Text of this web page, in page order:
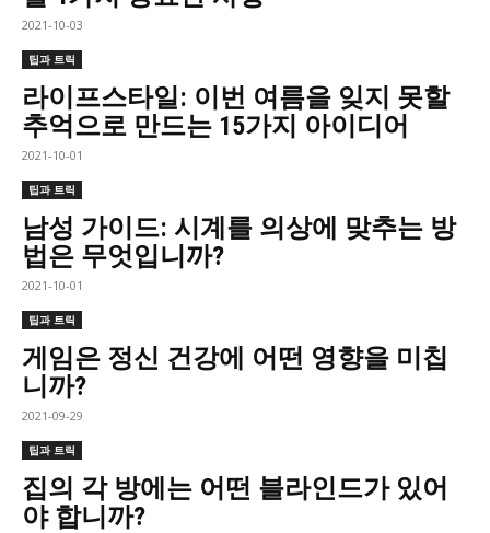
2021-10-03
팁과 트릭
라이프스타일: 이번 여름을 잊지 못할
추억으로 만드는 15가지 아이디어
2021-10-01
팁과 트릭
남성 가이드: 시계를 의상에 맞추는 방
법은 무엇입니까?
2021-10-01
팁과 트릭
게임은 정신 건강에 어떤 영향을 미칩
니까?
2021-09-29
팁과 트릭
집의 각 방에는 어떤 블라인드가 있어
야 합니까?